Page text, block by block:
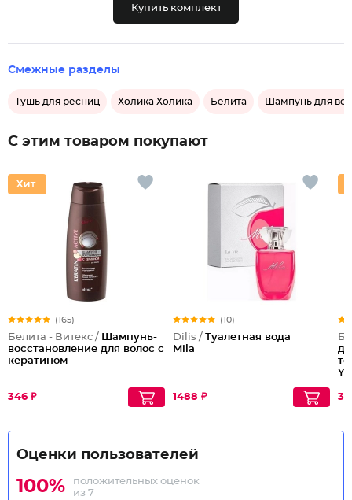
Купить комплект
Смежные разделы
Тушь для ресниц Холика Холика Белита Шампунь для
С этим товаром покупают
(165)
Белита - Витекс / Шампунь-
восстановление для волос с
кератином
346 ₽
(10)
Dilis / Туалетная вода
Mila
1488 ₽
Оценки пользователей
100%
положительных оценок
из 7